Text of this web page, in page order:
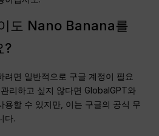
도 Nano Banana를
?
려면 일반적으로 구글 계정이 필요
리하고 싶지 않다면 GlobalGPT와
용할 수 있지만, 이는 구글의 공식 무
다.